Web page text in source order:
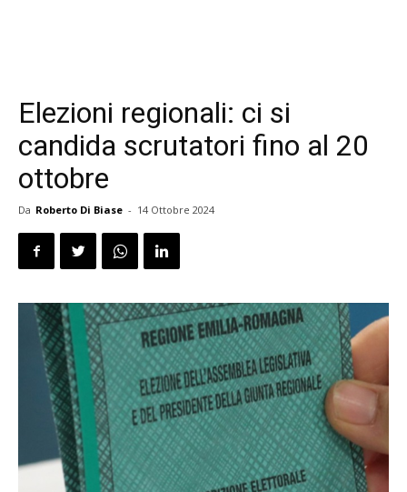
Elezioni regionali: ci si
candida scrutatori fino al 20
ottobre
Da Roberto Di Biase - 14 Ottobre 2024